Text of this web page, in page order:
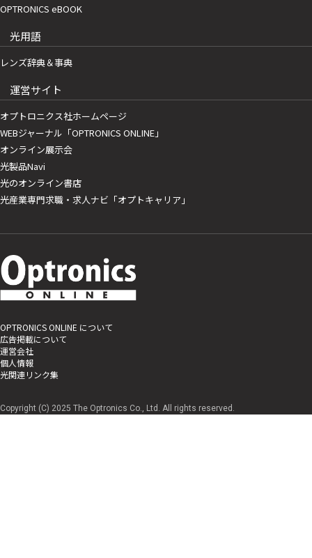
OPTRONICS eBOOK
光用語
レンズ辞典＆事典
運営サイト
オプトロニクス社ホームページ
WEBジャーナル「OPTRONICS ONLINE」
オンライン展示会
光製品Navi
光のオンライン書店
光産業専門求職・求人ナビ「オプトキャリア」
OPTRONICS ONLINE について
広告掲載について
運営会社
個人情報
光関連リンク集
Copyright (C) 2025 The Optronics Co., Ltd. All rights reserved.